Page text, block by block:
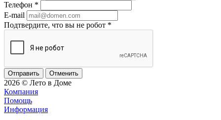
Телефон *
E-mail
Подтвердите, что вы не робот *
Отменить
2026 © Лето в Доме
Компания
Помощь
Информация